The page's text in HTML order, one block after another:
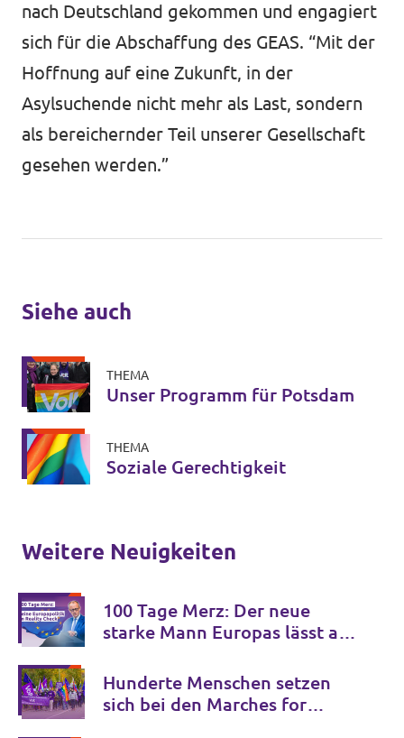
nach Deutschland gekommen und engagiert
sich für die Abschaffung des GEAS. “Mit der
Hoffnung auf eine Zukunft, in der
Asylsuchende nicht mehr als Last, sondern
als bereichernder Teil unserer Gesellschaft
gesehen werden.”
Siehe auch
THEMA
Unser Programm für Potsdam
THEMA
Soziale Gerechtigkeit
Weitere Neuigkeiten
100 Tage Merz: Der neue
starke Mann Europas lässt auf
Hunderte Menschen setzen
sich bei den Marches for